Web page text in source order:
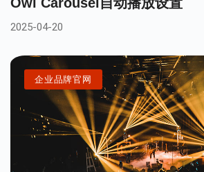
2025-04-20
企业品牌官网